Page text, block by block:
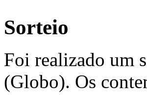
Sorteio
Foi realizado um
(Globo). Os